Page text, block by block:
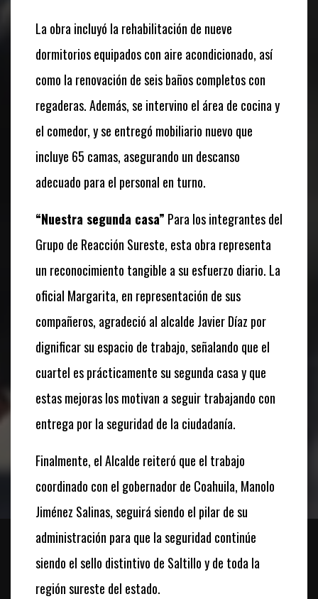
La obra incluyó la rehabilitación de nueve
dormitorios equipados con aire acondicionado, así
como la renovación de seis baños completos con
regaderas. Además, se intervino el área de cocina y
el comedor, y se entregó mobiliario nuevo que
incluye 65 camas, asegurando un descanso
adecuado para el personal en turno.
“Nuestra segunda casa” Para los integrantes del
Grupo de Reacción Sureste, esta obra representa
un reconocimiento tangible a su esfuerzo diario. La
oficial Margarita, en representación de sus
compañeros, agradeció al alcalde Javier Díaz por
dignificar su espacio de trabajo, señalando que el
cuartel es prácticamente su segunda casa y que
estas mejoras los motivan a seguir trabajando con
entrega por la seguridad de la ciudadanía.
Finalmente, el Alcalde reiteró que el trabajo
coordinado con el gobernador de Coahuila, Manolo
Jiménez Salinas, seguirá siendo el pilar de su
administración para que la seguridad continúe
siendo el sello distintivo de Saltillo y de toda la
región sureste del estado.